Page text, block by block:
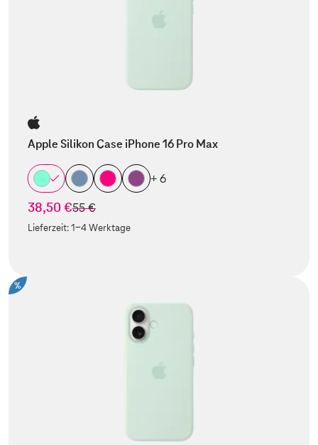
Apple Silikon Case iPhone 16 Pro Max
+ 6
38,50 €statt
55 €
Lieferzeit:1-4 Werktage
%